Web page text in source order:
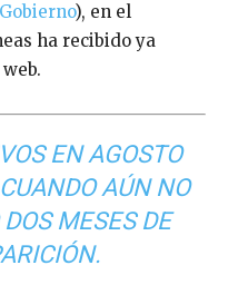
), en el
ha recibido ya
EN AGOSTO
AÚN NO
MESES DE